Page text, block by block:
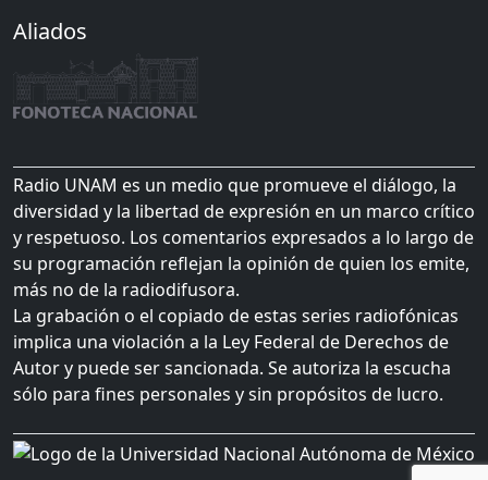
Aliados
Radio UNAM es un medio que promueve el diálogo, la
diversidad y la libertad de expresión en un marco crítico
y respetuoso. Los comentarios expresados a lo largo de
su programación reflejan la opinión de quien los emite,
más no de la radiodifusora.
La grabación o el copiado de estas series radiofónicas
implica una violación a la Ley Federal de Derechos de
Autor y puede ser sancionada. Se autoriza la escucha
sólo para fines personales y sin propósitos de lucro.